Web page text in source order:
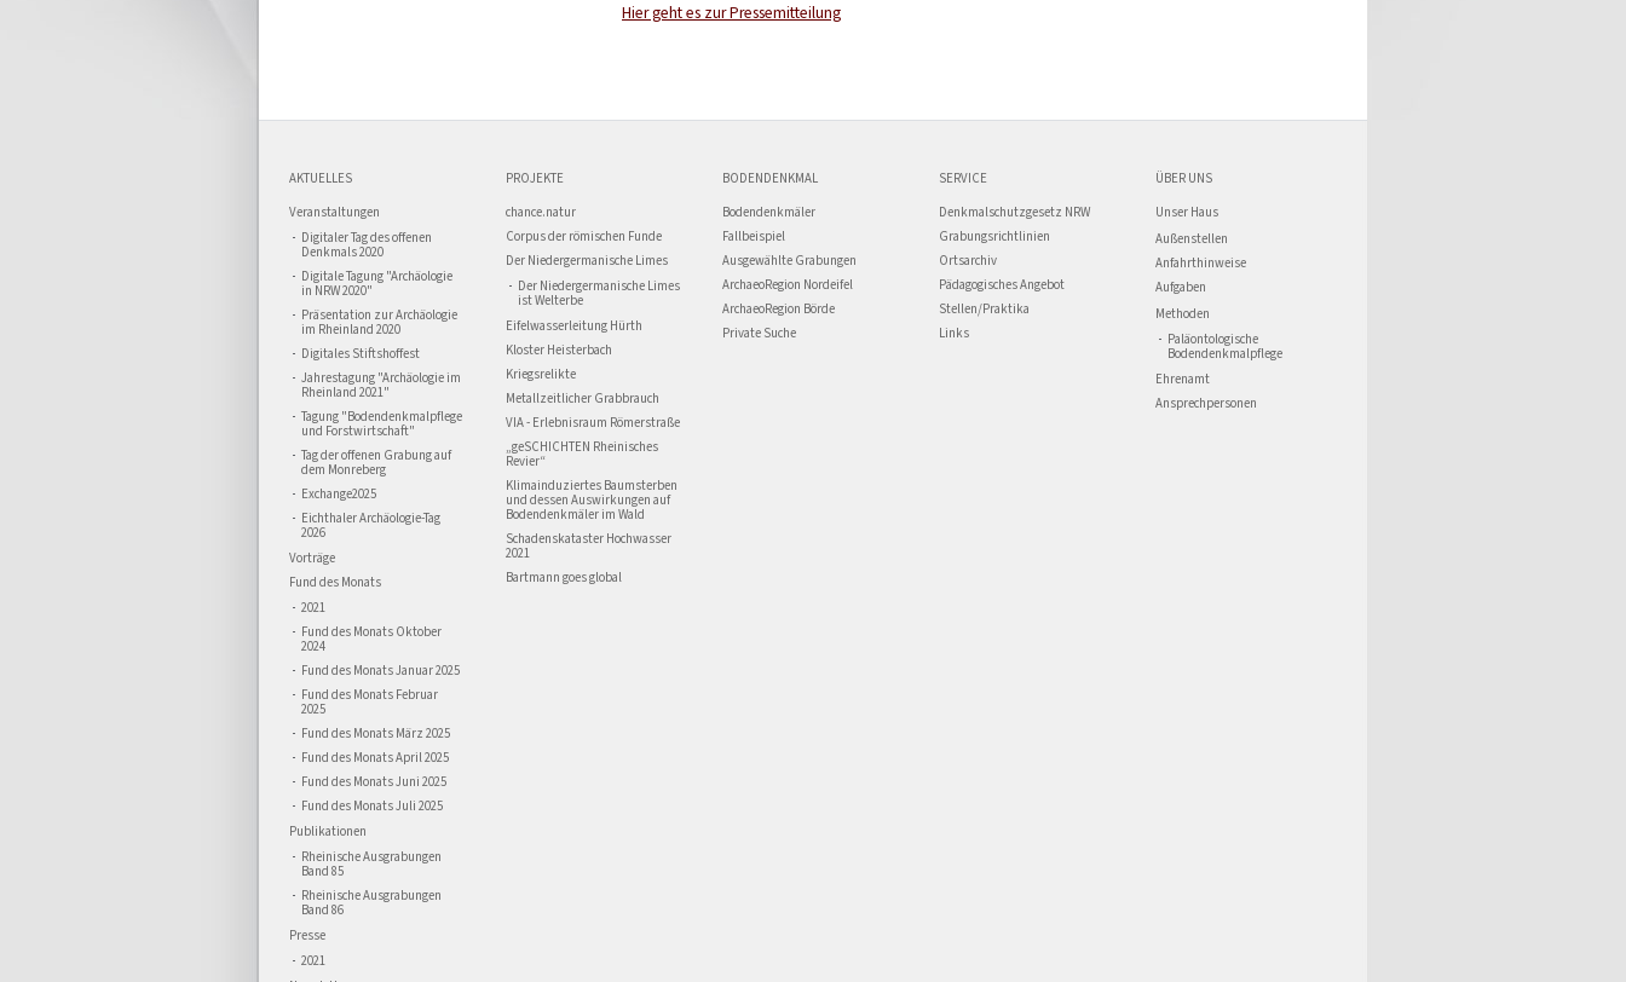
Hier geht es zur Pressemitteilung
AKTUELLES
Veranstaltungen
Digitaler Tag des offenen
Denkmals 2020
Digitale Tagung "Archäologie
in NRW 2020"
Präsentation zur Archäologie
im Rheinland 2020
Digitales Stiftshoffest
Jahrestagung "Archäologie im
Rheinland 2021"
Tagung "Bodendenkmalpflege
und Forstwirtschaft"
Tag der offenen Grabung auf
dem Monreberg
Exchange2025
Eichthaler Archäologie-Tag
2026
Vorträge
Fund des Monats
2021
Fund des Monats Oktober
2024
Fund des Monats Januar 2025
Fund des Monats Februar
2025
Fund des Monats März 2025
Fund des Monats April 2025
Fund des Monats Juni 2025
Fund des Monats Juli 2025
Publikationen
Rheinische Ausgrabungen
Band 85
Rheinische Ausgrabungen
Band 86
Presse
2021
PROJEKTE
chance.natur
Corpus der römischen Funde
Der Niedergermanische Limes
Der Niedergermanische Limes
ist Welterbe
Eifelwasserleitung Hürth
Kloster Heisterbach
Kriegsrelikte
Metallzeitlicher Grabbrauch
VIA - Erlebnisraum Römerstraße
„geSCHICHTEN Rheinisches
Revier“
Klimainduziertes Baumsterben
und dessen Auswirkungen auf
Bodendenkmäler im Wald
Schadenskataster Hochwasser
2021
Bartmann goes global
BODENDENKMAL
Bodendenkmäler
Fallbeispiel
Ausgewählte Grabungen
ArchaeoRegion Nordeifel
ArchaeoRegion Börde
Private Suche
SERVICE
Denkmalschutzgesetz NRW
Grabungsrichtlinien
Ortsarchiv
Pädagogisches Angebot
Stellen/Praktika
Links
ÜBER UNS
Unser Haus
Außenstellen
Anfahrthinweise
Aufgaben
Methoden
Paläontologische
Bodendenkmalpflege
Ehrenamt
Ansprechpersonen